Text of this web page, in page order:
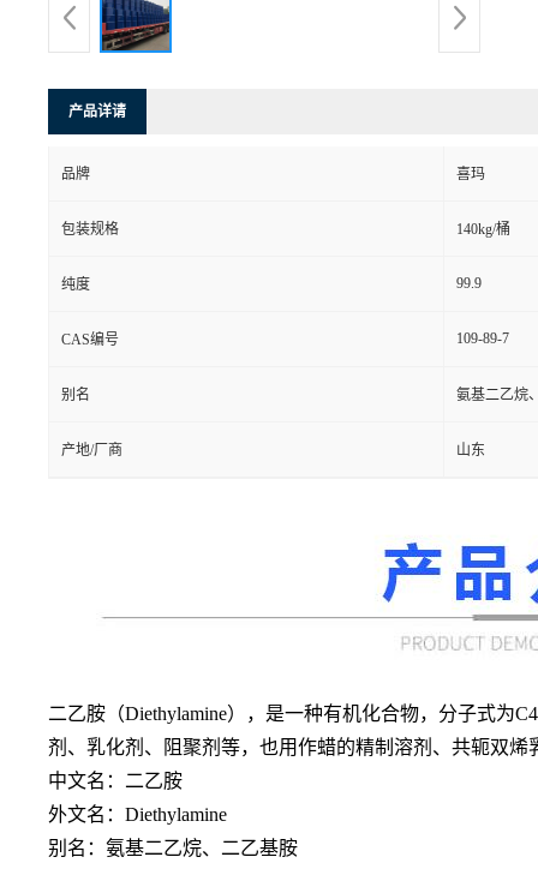
产品详请
品牌 喜玛
包装规格 140kg/桶
纯度 99.9
CAS编号 109-89-7
别名 氨基二乙烷
产地/厂商 山东
二乙胺（Diethylamine），是一种有机化合物，分子式为
剂、乳化剂、阻聚剂等，也用作蜡的精制溶剂、共轭双
中文名：二乙胺
外文名： Diethylamine
别名：氨基二乙烷、二乙基胺